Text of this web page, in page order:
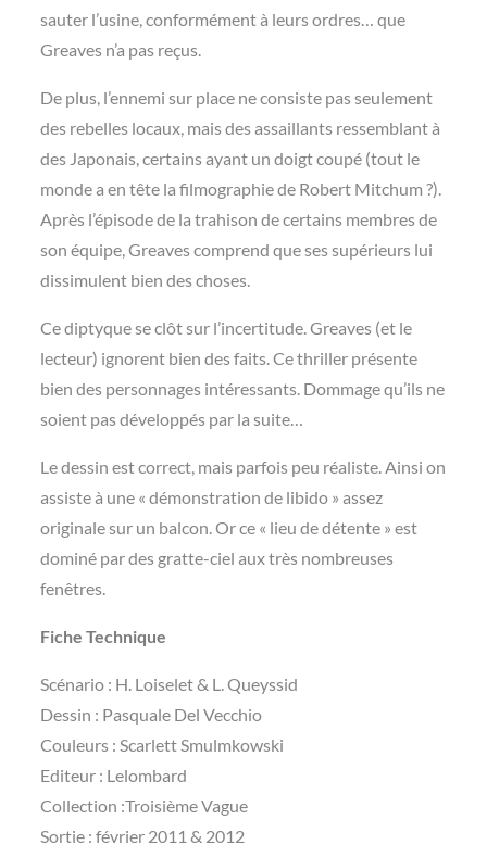
sauter l’usine, conformément à leurs ordres… que
Greaves n’a pas reçus.
De plus, l’ennemi sur place ne consiste pas seulement
des rebelles locaux, mais des assaillants ressemblant à
des Japonais, certains ayant un doigt coupé (tout le
monde a en tête la filmographie de Robert Mitchum ?).
Après l’épisode de la trahison de certains membres de
son équipe, Greaves comprend que ses supérieurs lui
dissimulent bien des choses.
Ce diptyque se clôt sur l’incertitude. Greaves (et le
lecteur) ignorent bien des faits. Ce thriller présente
bien des personnages intéressants. Dommage qu’ils ne
soient pas développés par la suite…
Le dessin est correct, mais parfois peu réaliste. Ainsi on
assiste à une « démonstration de libido » assez
originale sur un balcon. Or ce « lieu de détente » est
dominé par des gratte-ciel aux très nombreuses
fenêtres.
Fiche Technique
Scénario : H. Loiselet & L. Queyssid
Dessin : Pasquale Del Vecchio
Couleurs : Scarlett Smulmkowski
Editeur : Lelombard
Collection :Troisième Vague
Sortie : février 2011 & 2012